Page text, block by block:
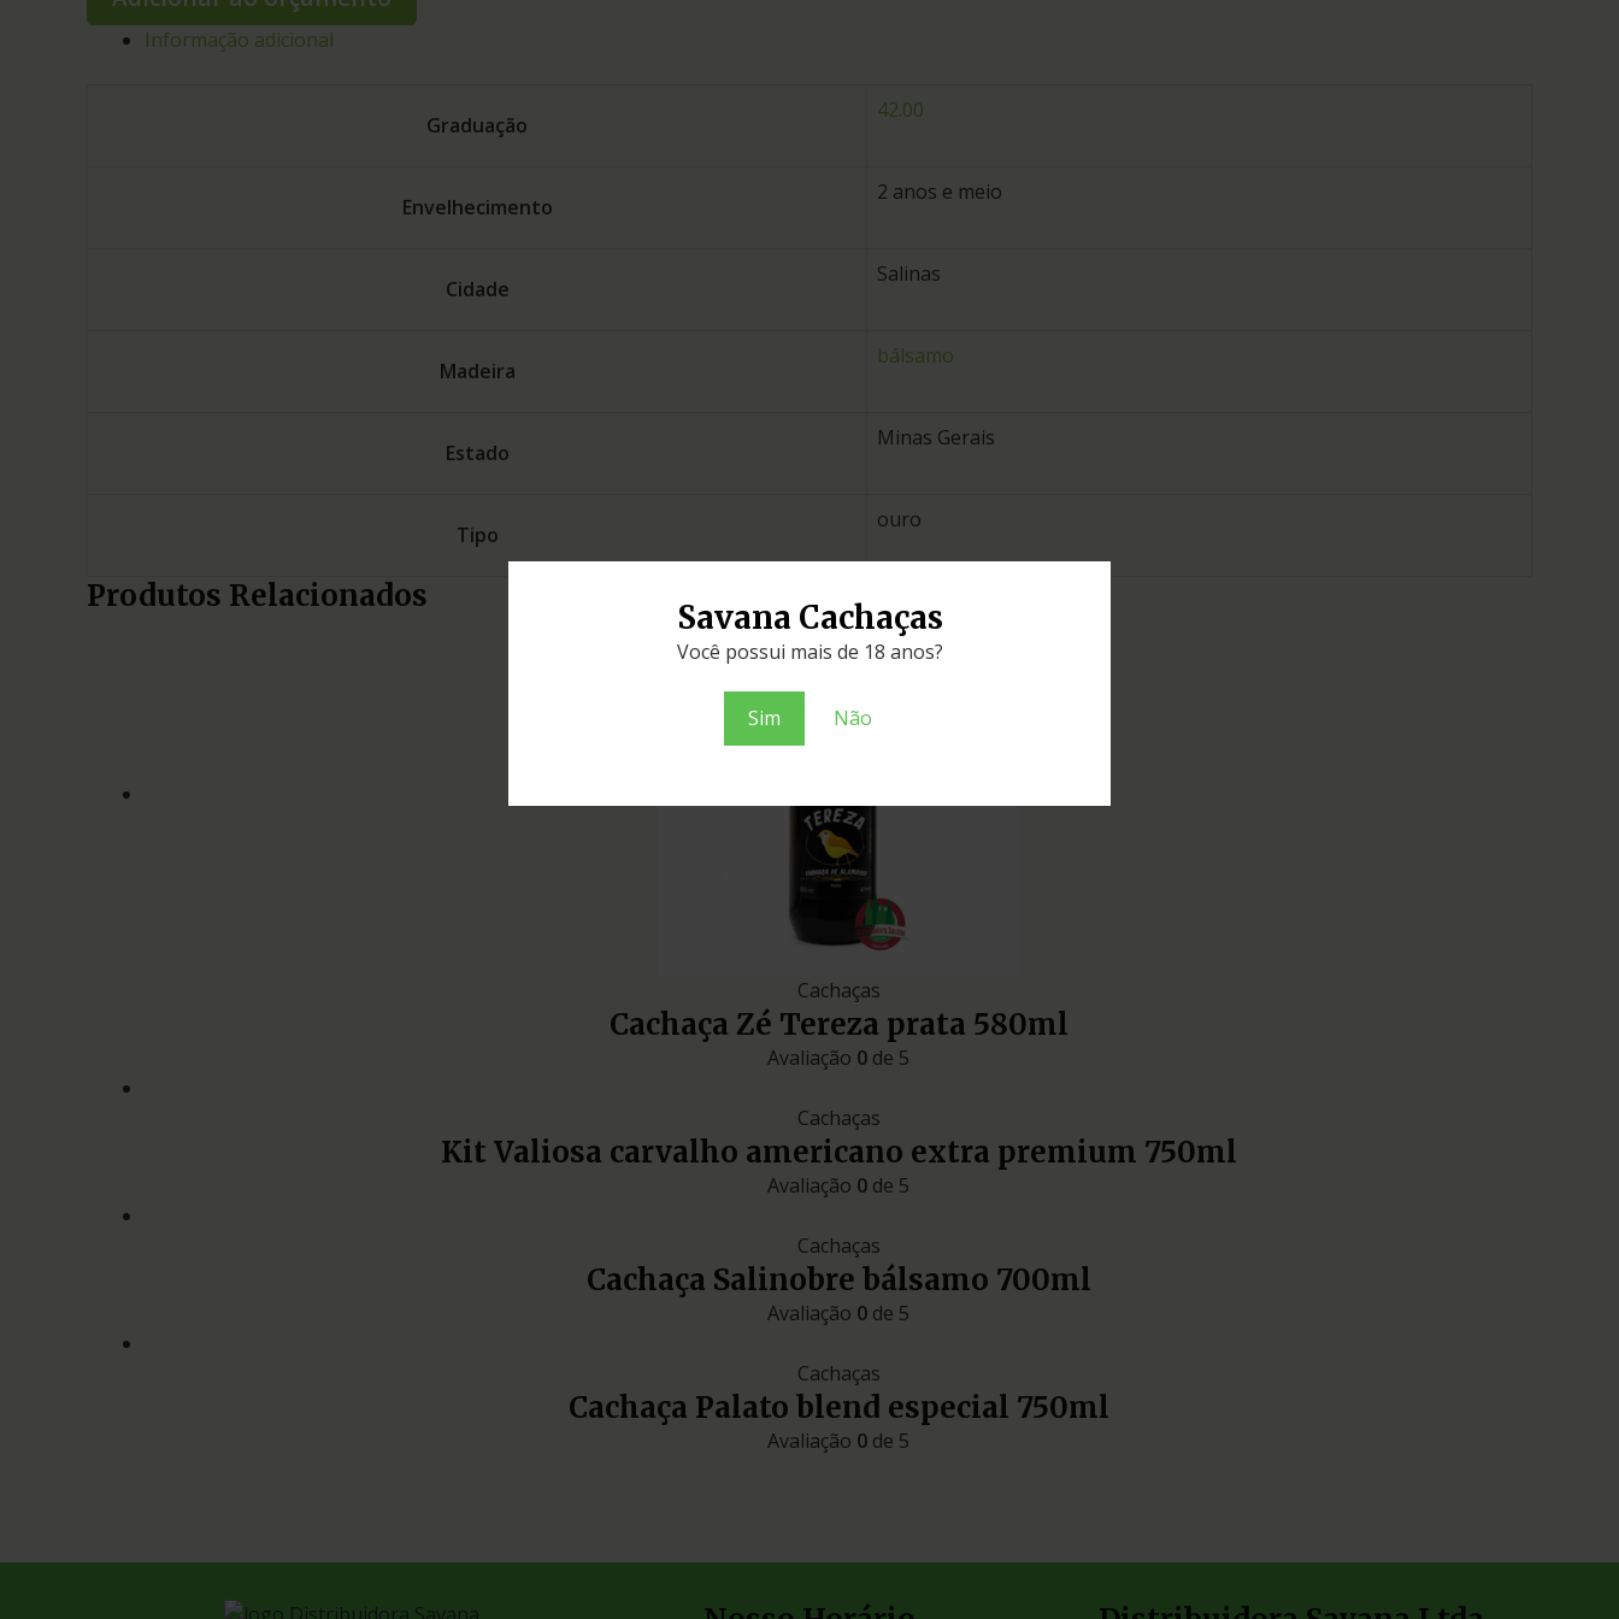
Savana Cachaças
Você possui mais de 18 anos?
Sim Não
Informação adicional
Graduação
42.00
Envelhecimento
2 anos e meio
Cidade
Salinas
Madeira
bálsamo
Estado
Minas Gerais
Tipo
ouro
Produtos Relacionados
Cachaças
Cachaça Zé Tereza prata 580ml
Avaliação 0 de 5
Cachaças
Kit Valiosa carvalho americano extra premium 750ml
Avaliação 0 de 5
Cachaças
Cachaça Salinobre bálsamo 700ml
Avaliação 0 de 5
Cachaças
Cachaça Palato blend especial 750ml
Avaliação 0 de 5